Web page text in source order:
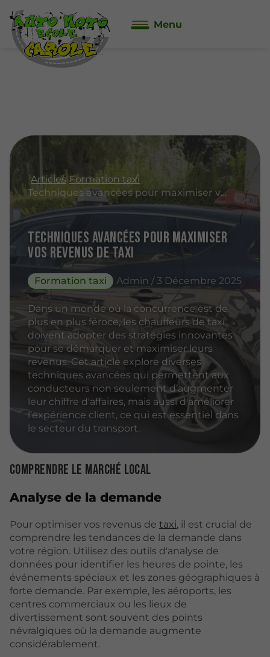
Menu
Articles Formation taxi
Techniques avancées pour maximiser vos revenus de taxi
Techniques avancées pour maximiser
vos revenus de taxi
Formation taxi Admin / 3 Décembre 2025
Dans un monde où la concurrence est de
plus en plus féroce, les chauffeurs de taxi
doivent adopter des stratégies innovantes
pour se démarquer et maximiser leurs
revenus. Cet article explore diverses
techniques avancées qui permettent aux
conducteurs non seulement d’augmenter
leur chiffre d'affaires, mais aussi d'améliorer
l’expérience client, ce qui est essentiel dans
le secteur du transport.
Comprendre le marché local
Analyse de la demande
Pour optimiser vos revenus de taxi, il est crucial de
comprendre les tendances de la demande dans
votre région. Utilisez des outils d'analyse de
données pour identifier les heures de pointe, les
événements spéciaux et les zones géographiques à
forte demande. Par exemple, les aéroports, les
centres commerciaux ou les lieux de
divertissement sont souvent des points
névralgiques où la demande augmente
considérablement.